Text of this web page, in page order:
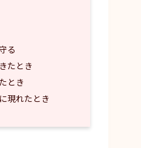
る
たとき
とき
現れたとき